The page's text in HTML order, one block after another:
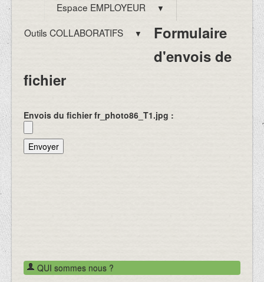
Espace EMPLOYEUR
▼
Outils COLLABORATIFS ▼
Formulaire
d'envois de
fichier
Envois du fichier fr_photo86_T1.jpg :
QUI sommes nous ?